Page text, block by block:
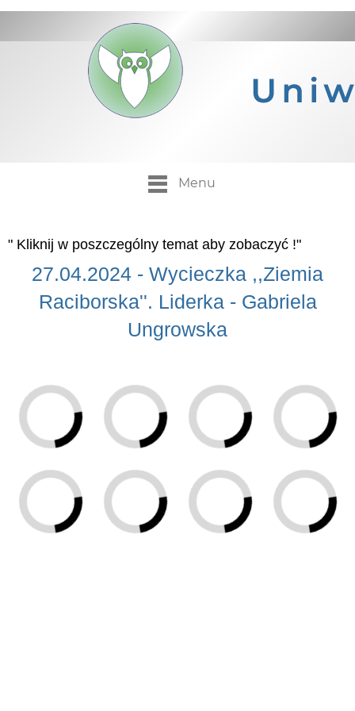
Menu
" Kliknij w poszczególny temat aby zobaczyć !"
27.04.2024 - Wycieczka ,,Ziemia
Raciborska''. Liderka - Gabriela
Ungrowska